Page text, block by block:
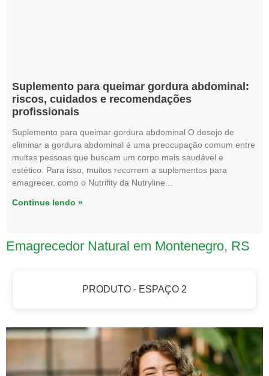
Suplemento para queimar gordura abdominal:
riscos, cuidados e recomendações
profissionais
Suplemento para queimar gordura abdominal O desejo de
eliminar a gordura abdominal é uma preocupação comum entre
muitas pessoas que buscam um corpo mais saudável e
estético. Para isso, muitos recorrem a suplementos para
emagrecer, como o Nutrifity da Nutryline
Continue lendo »
Emagrecedor Natural em Montenegro, RS
PRODUTO - ESPAÇO 2